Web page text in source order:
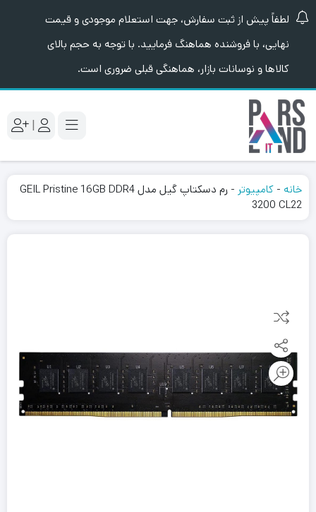
لطفاً پیش از ثبت سفارش، جهت استعلام موجودی و قیمت
نهایی، با فروشنده هماهنگ فرمایید. با توجه به حجم بالای
کالاها و نوسانات بازار، هماهنگی قبلی ضروری است.
|
خانه - کامپیوتر -
رم دسکتاپ گیل مدل GEIL Pristine 16GB DDR4
3200 CL22